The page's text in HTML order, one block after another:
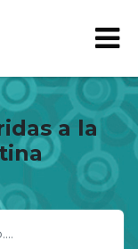
a la